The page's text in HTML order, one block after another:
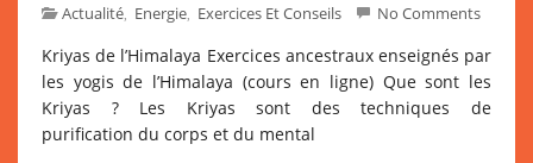
Actualité Energie Exercices Et Conseils No Comments
Kriyas de l’Himalaya Exercices ancestraux enseignés par
les yogis de l’Himalaya (cours en ligne) Que sont les
Kriyas ? Les Kriyas sont des techniques de
purification du corps et du mental